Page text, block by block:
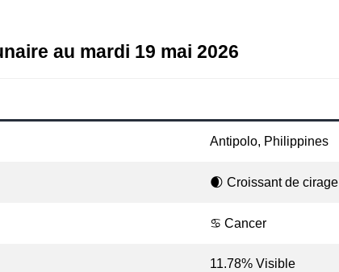
au mardi 19 mai 2026
Antipolo, Philippines
🌒 Croissant de cirage
♋ Cancer
11.78% Visible